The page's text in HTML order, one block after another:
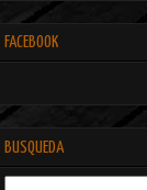
FACEBOOK
BUSQUEDA